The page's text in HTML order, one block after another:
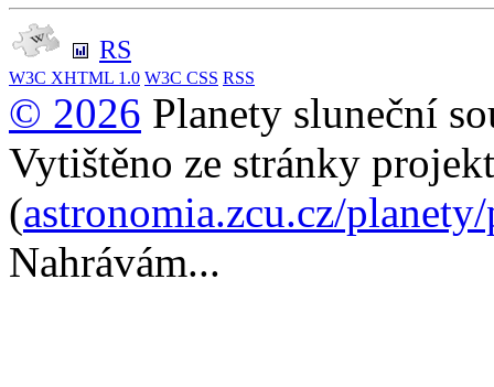
RS
W3C XHTML 1.0 W3C CSS RSS
© 2026 Planety sluneční
Vytištěno ze stránky
(astronomia.zcu.cz/
Nahrávám...